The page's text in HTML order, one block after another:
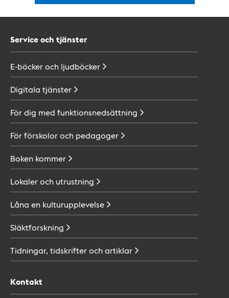
Service och tjänster
E-böcker och ljudböcker
Digitala tjänster
För dig med funktionsnedsättning
För förskolor och pedagoger
Boken kommer
Lokaler och utrustning
Låna en kulturupplevelse
Släktforskning
Tidningar, tidskrifter ochartiklar
Kontakt